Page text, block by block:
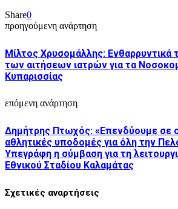
Share0
προηγούμενη ανάρτηση
Μίλτος Χρυσομάλλης: Ενθαρρυντικά
των αιτήσεων ιατρών για τα
Κυπαρισσίας
επόμενη ανάρτηση
Δημήτρης Πτωχός: «Επενδύουμε σε
αθλητικές υποδομές για όλη την
Υπεγράφη η σύμβαση για τη
Εθνικού Σταδίου Καλαμάτας
Σχετικές αναρτήσεις